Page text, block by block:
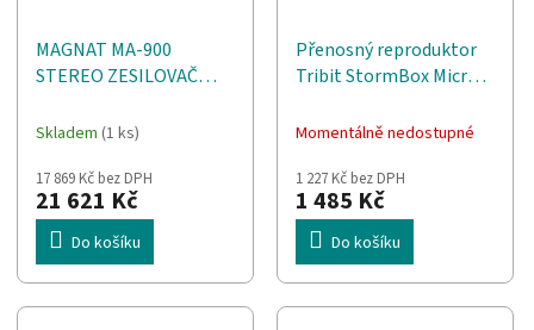
MAGNAT MA-900
STEREO ZESILOVAČ
Skladem (1 ks)
17 869 Kč bez DPH
21 621 Kč
Do košíku
Přenosný reproduktor
Tribit StormBox Micro 2
Momentálně nedostupné
1 227 Kč bez DPH
1 485 Kč
Do košíku